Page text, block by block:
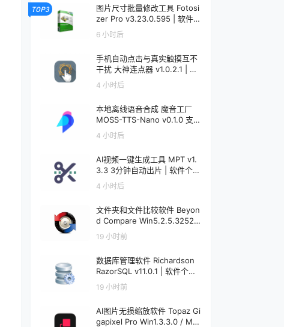
TOP3
图片尺寸批量修改工具 Fotosi
zer Pro v3.23.0.595 | 软件个
锤子 | R5091
6 小时后
手机自动点击与真实触摸互不
干扰 大神连点器 v1.0.2.1 | 软
件个锤子 | R5090
4 小时后
本地离线语音合成 魔音工厂
MOSS-TTS-Nano v0.1.0 支
持声音克隆 | 软件个锤子 | R5
089
4 小时后
AI视频一键生成工具 MPT v1.
3.3 3分钟自动出片 | 软件个锤
子 | R5088
4 小时后
文件夹和文件比较软件 Beyon
d Compare Win5.2.5.32528
/ Mac5.1.1.31157 | 软件个锤子
| R1599
19 小时前
数据库管理软件 Richardson
RazorSQL v11.0.1 | 软件个锤
子 | R1233
19 小时前
AI图片无损缩放软件 Topaz Gi
gapixel Pro Win1.3.3.0 / Mac